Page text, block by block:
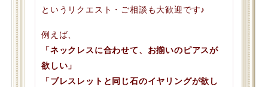
というリクエスト・ご相談も大歓迎です♪
例えば、
「ネックレスに合わせて、お揃いのピアスが
欲しい」
「ブレスレットと同じ石のイヤリングが欲し